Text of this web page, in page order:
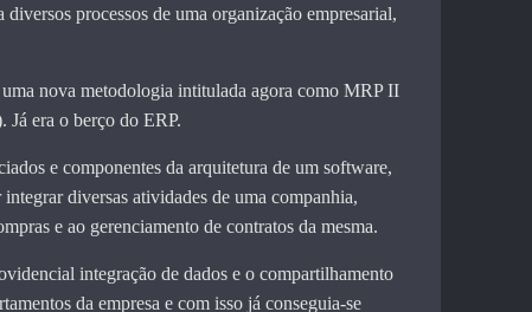
processos de uma organização empresarial,
nova metodologia intitulada agora como MRP II
era o berço do ERP.
e componentes da arquitetura de um software,
diversas atividades de uma companhia,
e ao gerenciamento de contratos da mesma.
integração de dados e o compartilhamento
da empresa e com isso já conseguia-se